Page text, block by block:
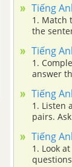
Nick's
Tiếng
1. Match
the sentences with
Listen
Tiếng
1.
answer
or in.
Tiếng
1. Listen
pairs.
friends
in the note. 4. Work in groups. Read the passage and complete the
in the
Tiếng
1. Look